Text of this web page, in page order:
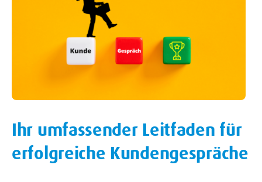
Ihr umfassender Leitfaden für
erfolgreiche Kundengespräche